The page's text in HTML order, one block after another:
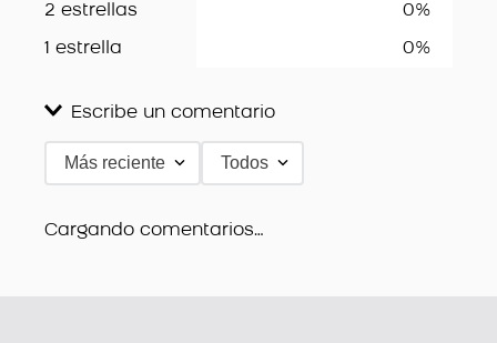
2 estrellas 0%
1 estrella 0%
Escribe un comentario
Agregar comentario
Título
Más reciente Todos
Cargando comentarios…